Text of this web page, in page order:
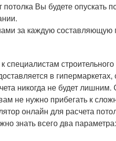
Вы будете опускать
за каждую составляющую
в гипермаркетах,
никогда не будет
не нужно прибегать к
онлайн для расчета
знать всего два